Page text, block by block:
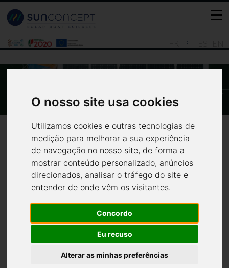
PT
O nosso site usa cookies
Utilizamos cookies e outras tecnologias de
medição para melhorar a sua experiência
de navegação no nosso site, de forma a
mostrar conteúdo personalizado, anúncios
direcionados, analisar o tráfego do site e
entender de onde vêm os visitantes.
Concordo
Eu recuso
Alterar as minhas preferências
CERCA DE 90 MILHAS POR DIA